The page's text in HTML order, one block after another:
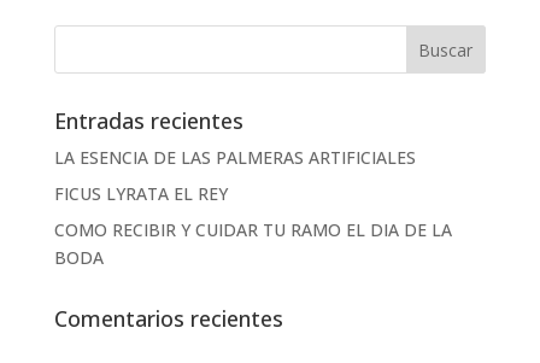
Entradas recientes
LA ESENCIA DE LAS PALMERAS ARTIFICIALES
FICUS LYRATA EL REY
COMO RECIBIR Y CUIDAR TU RAMO EL DIA DE LA
BODA
Comentarios recientes